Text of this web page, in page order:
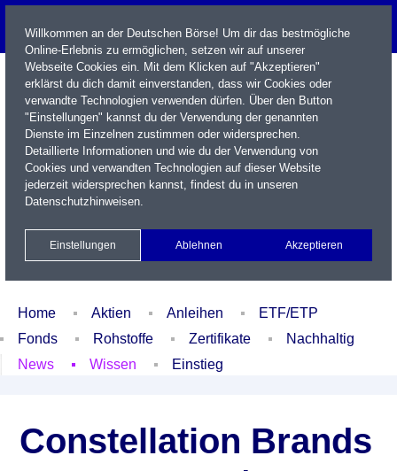
Name / WKN / ISIN / Kürzel
Xetra Realtime
Watchlist Portfolio Login
Home Aktien Anleihen
ETF/ETP
Fonds
Rohstoffe Zertifikate
Nachhaltig
News
Wissen Einstieg
Constellation Brands
Willkommen an der Deutschen Börse! Um dir das bestmögliche
Online-Erlebnis zu ermöglichen, setzen wir auf unserer
Webseite Cookies ein. Mit dem Klicken auf "Akzeptieren"
erklärst du dich damit einverstanden, dass wir Cookies oder
verwandte Technologien verwenden dürfen. Über den Button
"Einstellungen" kannst du der Verwendung der genannten
Dienste im Einzelnen zustimmen oder widersprechen.
Detaillierte Informationen und wie du der Verwendung von
Cookies und verwandten Technologien auf dieser Website
jederzeit widersprechen kannst, findest du in unseren
Datenschutzhinweisen.
Einstellungen Ablehnen Akzeptieren